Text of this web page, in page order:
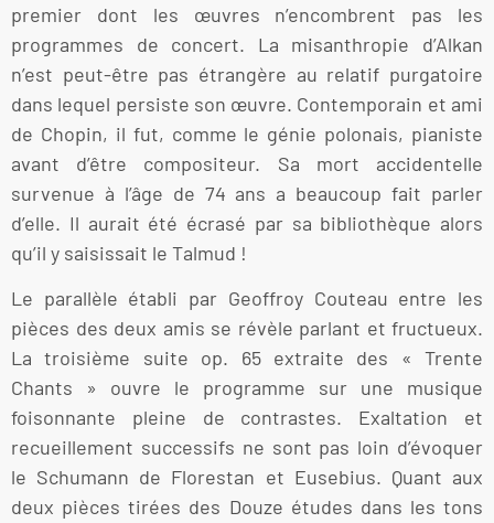
premier dont les œuvres n’encombrent pas les
programmes de concert. La misanthropie d’Alkan
n’est peut-être pas étrangère au relatif purgatoire
dans lequel persiste son œuvre. Contemporain et ami
de Chopin, il fut, comme le génie polonais, pianiste
avant d’être compositeur. Sa mort accidentelle
survenue à l’âge de 74 ans a beaucoup fait parler
d’elle. Il aurait été écrasé par sa bibliothèque alors
qu’il y saisissait le Talmud !
Le parallèle établi par Geoffroy Couteau entre les
pièces des deux amis se révèle parlant et fructueux.
La troisième suite op. 65 extraite des « Trente
Chants » ouvre le programme sur une musique
foisonnante pleine de contrastes. Exaltation et
recueillement successifs ne sont pas loin d’évoquer
le Schumann de Florestan et Eusebius. Quant aux
deux pièces tirées des Douze études dans les tons